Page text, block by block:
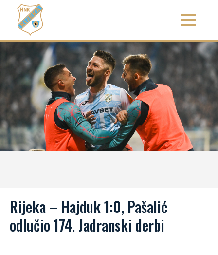
Rijeka – Hajduk 1:0, Pašalić
odlučio 174. Jadranski derbi